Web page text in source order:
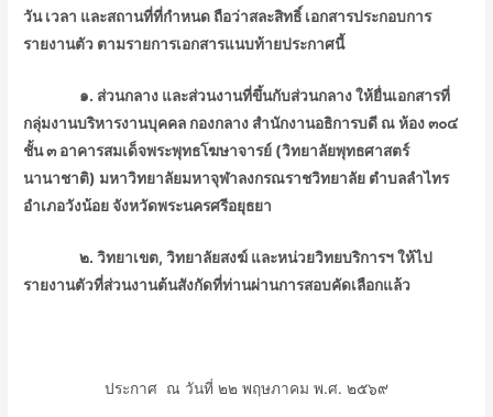
วัน เวลา และสถานที่ที่กำหนด ถือว่าสละสิทธิ์ เอกสารประกอบการ
รายงานตัว ตามรายการเอกสารแนบท้ายประกาศนี้
ᅠᅠᅠ ๑. ส่วนกลาง และส่วนงานที่ขึ้นกับส่วนกลาง ให้ยื่นเอกสารที่
กลุ่มงานบริหารงานบุคคล กองกลาง สำนักงานอธิการบดี ณ ห้อง ๓๐๔
ชั้น ๓ อาคารสมเด็จพระพุทธโฆษาจารย์ (วิทยาลัยพุทธศาสตร์
นานาชาติ) มหาวิทยาลัยมหาจุฬาลงกรณราชวิทยาลัย ตำบลลำไทร
อำเภอวังน้อย จังหวัดพระนครศรีอยุธยา
ᅠᅠᅠ ๒.วิทยาเขต, วิทยาลัยสงฆ์ และหน่วยวิทยบริการฯ ให้ไป
รายงานตัวที่ส่วนงานต้นสังกัดที่ท่านผ่านการสอบคัดเลือกแล้ว
ประกาศ ณ วันที่ ๒๒ พฤษภาคม พ.ศ. ๒๕๖๙